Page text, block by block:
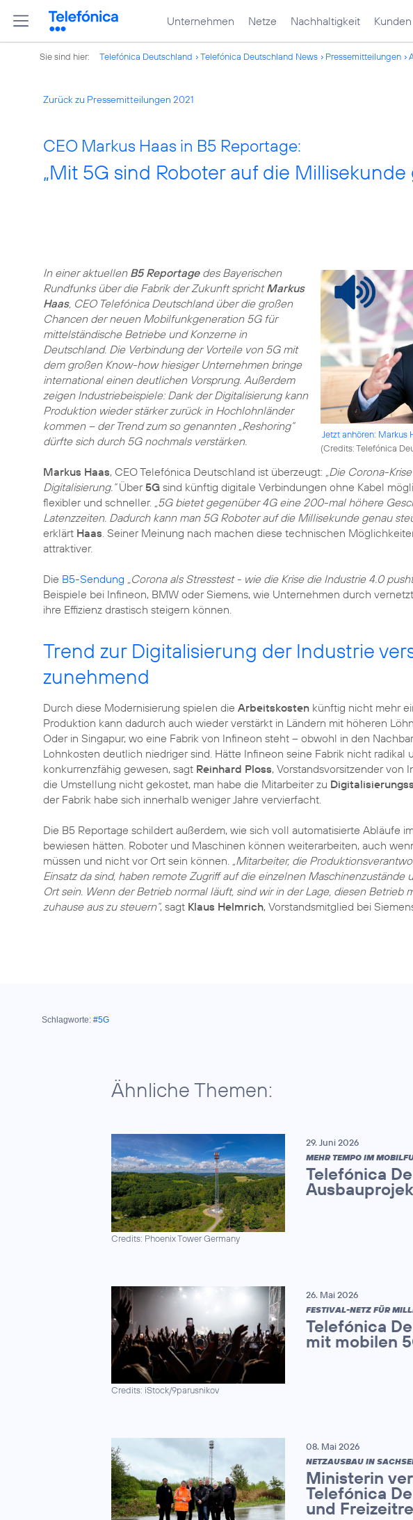
Unternehmen Netze Nachhaltigkeit Kunden
Sie sind hier: Telefónica Deutschland Telefónica Deutschland News Pressemitteilungen
Zurück zu Pressemitteilungen 2021
CEO Markus Haas in B5 Reportage:
„Mit 5G sind Roboter auf die
Jetzt anhören: Markus
(Credits: Telefónica
In einer aktuellen B5 Reportagedes Bayerischen
Rundfunks über die Fabrik der Zukunft sprichtMarkus
Haas, CEO Telefónica Deutschland über die großen
Chancen der neuen Mobilfunkgeneration 5G für
mittelständische Betriebe und Konzerne in
Deutschland. Die Verbindung der Vorteile von 5G mit
dem großen Know-how hiesiger Unternehmen bringe
international einen deutlichen Vorsprung. Außerdem
zeigen Industriebeispiele: Dank der Digitalisierung kann
Produktion wieder stärker zurück in Hochlohnländer
kommen – der Trend zum so genannten „Reshoring“
dürfte sich durch 5G nochmals verstärken.
Markus Haas, CEO Telefónica Deutschland ist überzeugt: „Die Corona-
Digitalisierung.“Über5G sind künftig digitale Verbindungen ohne Kabel
flexibler und schneller. „5G bietet gegenüber 4G eine 200-mal höhere
Latenzzeiten. Dadurch kann man 5G Roboter auf die Millisekunde genau
erklärt Haas. Seiner Meinung nach machen diese technischen
attraktiver.
Die B5-Sendung „Corona als Stresstest - wie die Krise die Industrie 4.0
Beispiele bei Infineon, BMW oder Siemens, wie Unternehmen durch
Trend zur Digitalisierung der Industrie
zunehmend
Durch diese Modernisierung spielen die Arbeitskosten künftig nicht mehr
Produktion kann dadurch auch wieder verstärkt in Ländern mit höheren
Oder in Singapur, wo eine Fabrik von Infineon steht – obwohl in den
Lohnkosten deutlich niedriger sind. Hätte Infineon seine Fabrik nicht radikal
konkurrenzfähig gewesen, sagt Reinhard Ploss, Vorstandsvorsitzender von
die Umstellung nicht gekostet, man habe die Mitarbeiter zu
der Fabrik habe sich innerhalb weniger Jahre vervierfacht.
Die B5 Reportage schildert außerdem, wie sich voll automatisierte Abläufe
bewiesen hätten. Roboter und Maschinen können weiterarbeiten, auch
müssen und nicht vor Ort sein können. „Mitarbeiter, die
Einsatz da sind, haben remote Zugriff auf die einzelnen
Ort sein. Wenn der Betrieb normal läuft, sind wir in der Lage, diesen Betrieb
zuhause aus zu steuern“, sagt Klaus Helmrich, Vorstandsmitglied bei
Schlagworte: #5G
Ähnliche Themen:
Credits: Phoenix Tower Germany
29. Juni 2026
MEHR TEMPO IM
Telefónica
Credits: iStock/9parusnikov
26. Mai 2026
FESTIVAL-NETZ FÜR
Telefónica
mit mobilen
08. Mai 2026
NETZAUSBAU IN
Ministerin
Telefónica
und